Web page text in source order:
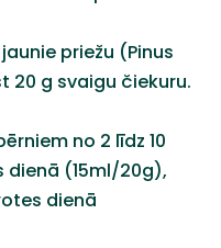
priežu (Pinus
20 g svaigu čiekuru.
no 2 līdz 10
(15ml/20g),
dienā